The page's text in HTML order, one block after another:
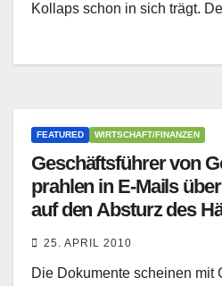
Kollaps schon in sich trägt.
FEATURED WIRTSCHAFT/FINANZEN
Geschäftsführer von
prahlen in E-Mails
auf den Absturz des
25. APRIL 2010
Die Dokumente scheinen mit